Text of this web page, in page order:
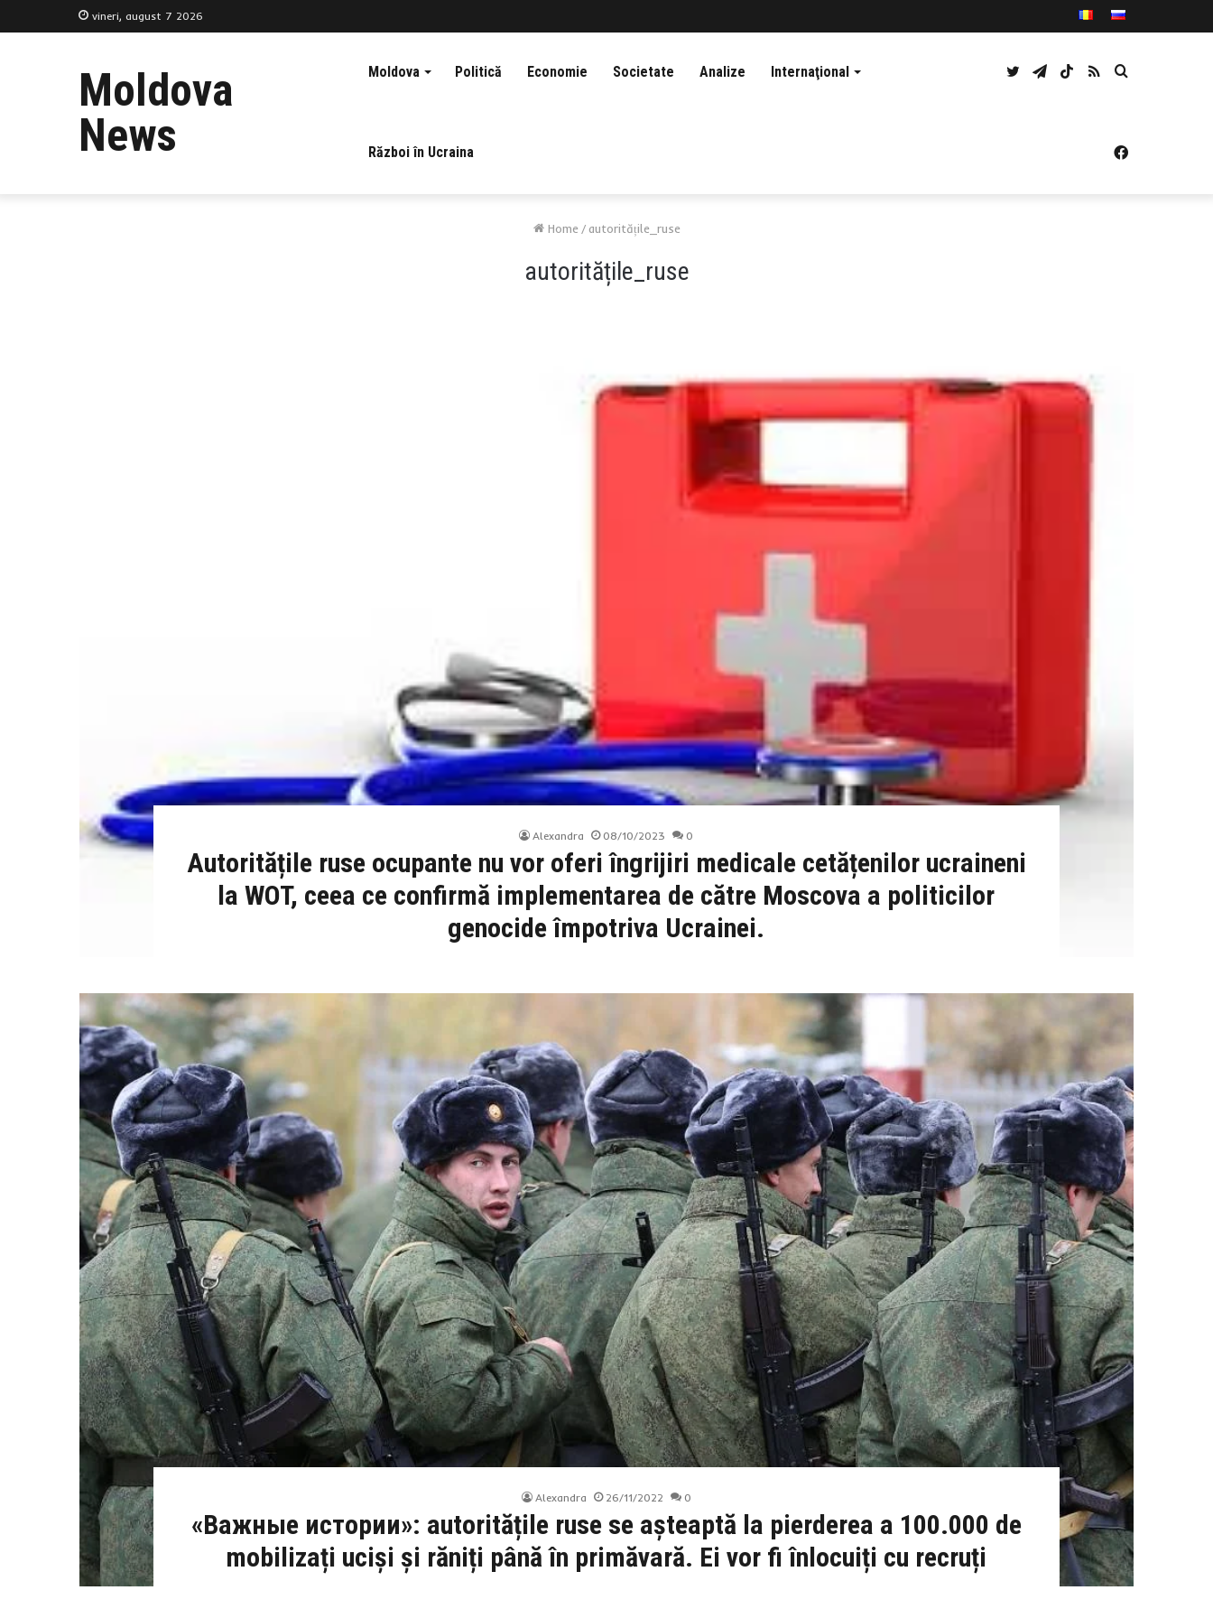
vineri, august 7 2026
Moldova
News
Moldova Politică Economie Societate Analize Internaţional
Război în Ucraina
Caută
RSS
TikTok
Telegram
Twitter
Facebook
Home / autoritățile_ruse
autoritățile_ruse
Alexandra 08/10/2023 0
Autoritățile ruse ocupante nu vor oferi îngrijiri medicale cetățenilor ucraineni
la WOT, ceea ce confirmă implementarea de către Moscova a politicilor
genocide împotriva Ucrainei.
Alexandra 26/11/2022 0
«Важные истории»: autoritățile ruse se așteaptă la pierderea a 100.000 de
mobilizați uciși și răniți până în primăvară. Ei vor fi înlocuiți cu recruți